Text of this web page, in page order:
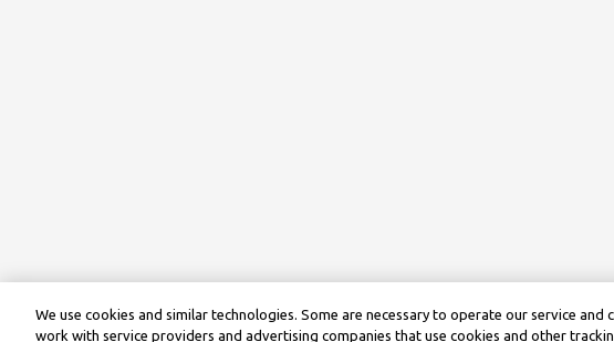
We use cookies and similar technologies. Some are necessary to operate our service and
work with service providers and advertising companies that use cookies and other